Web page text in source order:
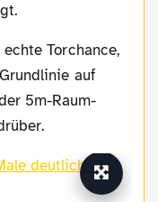
auf
5m-Raum-